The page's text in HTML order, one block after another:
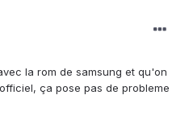
la rom de samsung et qu'on
ça pose pas de probleme